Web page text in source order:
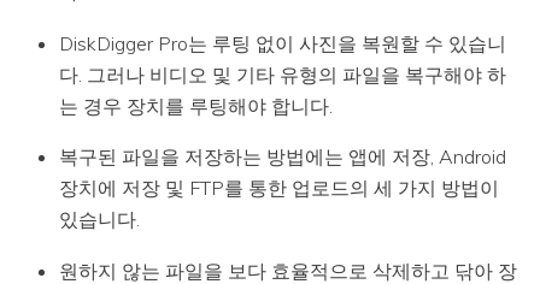
DiskDigger Pro는 루팅 없이 사진을 복원할 수 있습니
다. 그러나 비디오 및 기타 유형의 파일을 복구해야 하
는 경우 장치를 루팅해야 합니다.
복구된 파일을 저장하는 방법에는 앱에 저장, Android
장치에 저장 및 FTP를 통한 업로드의 세 가지 방법이
있습니다.
원하지 않는 파일을 보다 효율적으로 삭제하고 닦아 장